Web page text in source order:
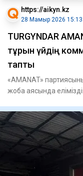
https://aikyn.kz
28 Мамыр 2026 15:13
TURGYNDAR
тұрғын үйдің
тапты
«AMANAT»
жоба аясында